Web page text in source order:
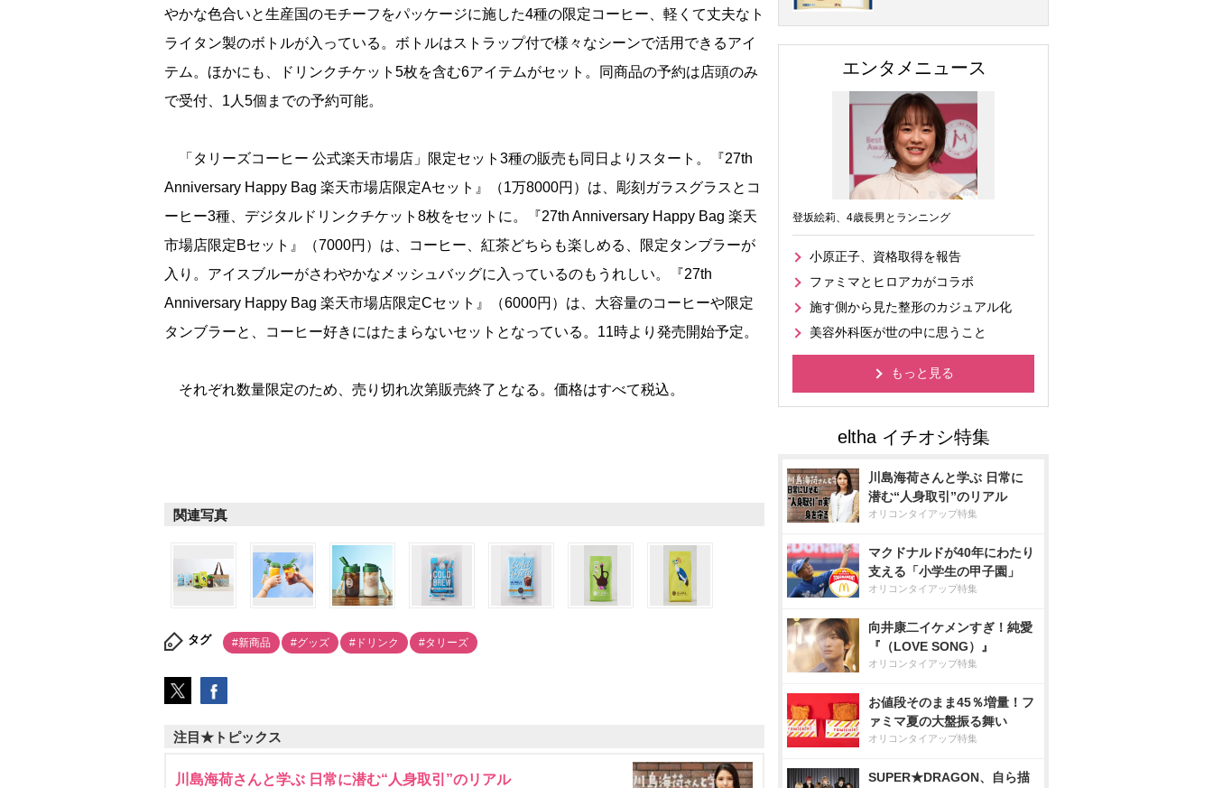
かな色合いと生産国のモチーフをパッケージに施した4種の限定コーヒー、軽くて丈夫なト
ライタン製のボトルが入っている。ボトルはストラップ付で様々なシーンで活用できるアイ
テム。ほかにも、ドリンクチケット5枚を含む6アイテムがセット。同商品の予約は店頭のみ
で受付、1人5個までの予約可能。
「タリーズコーヒー 公式楽天市場店」限定セット3種の販売も同日よりスタート。『27th
Anniversary Happy Bag 楽天市場店限定Aセット』（1万8000円）は、彫刻ガラスグラスとコ
ーヒー3種、デジタルドリンクチケット8枚をセットに。『27th Anniversary Happy Bag 楽天
市場店限定Bセット』（7000円）は、コーヒー、紅茶どちらも楽しめる、限定タンブラーが
入り。アイスブルーがさわやかなメッシュバッグに入っているのもうれしい。『27th
Anniversary Happy Bag 楽天市場店限定Cセット』（6000円）は、大容量のコーヒーや限定
タンブラーと、コーヒー好きにはたまらないセットとなっている。11時より発売開始予定。
それぞれ数量限定のため、売り切れ次第販売終了となる。価格はすべて税込。
関連写真
タグ #新商品 #グッズ #ドリンク #タリーズ
注目★トピックス
川島海荷さんと学ぶ 日常に潜む“人身取引”のリアル
エンタメニュース
登坂絵莉、4歳長男とランニング
小原正子、資格取得を報告
ファミマとヒロアカがコラボ
施す側から見た整形のカジュアル化
美容外科医が世の中に思うこと
もっと見る
川島海荷さんと学ぶ 日常に
潜む“人身取引”のリアル
オリコンタイアップ特集
マクドナルドが40年にわたり
支える「小学生の甲子園」
オリコンタイアップ特集
向井康二イケメンすぎ！純愛
『（LOVE SONG）』
オリコンタイアップ特集
お値段そのまま45％増量！フ
ァミマ夏の大盤振る舞い
オリコンタイアップ特集
SUPER★DRAGON、自ら描